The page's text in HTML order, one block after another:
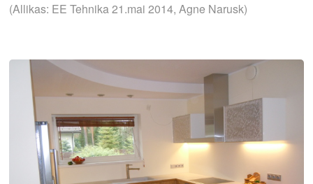
(Allikas: EE Tehnika 21.mai 2014, Agne Narusk)